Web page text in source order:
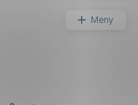
Meny